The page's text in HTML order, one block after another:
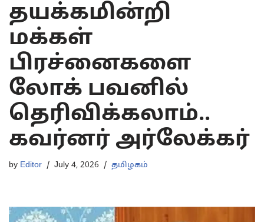
தயக்கமின்றி
மக்கள்
பிரச்னைகளை
லோக் பவனில்
தெரிவிக்கலாம்..
கவர்னர் அர்லேக்கர்
by Editor July 4, 2026 தமிழகம்